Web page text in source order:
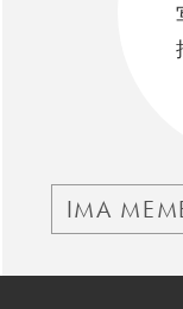
IMA